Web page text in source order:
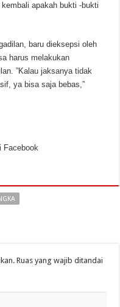
apakah bukti -bukti
baru dieksepsi oleh
harus melakukan
”Kalau jaksanya tidak
ya bisa saja bebas,”
Facebook
Ruas yang wajib ditandai